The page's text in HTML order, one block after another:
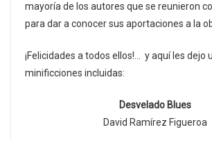
mayoría de los autores que se reunieron
para dar a conocer sus aportaciones a la
¡Felicidades a todos ellos!… y aquí les dejo
minificciones incluidas:
Desvelado Blues
David Ramírez Figueroa